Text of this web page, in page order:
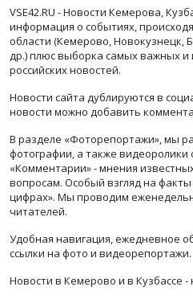
VSE42.RU - Новости Кемерова,
информация о событиях,
области (Кемерово, Новокузнецк,
др.) плюс выборка самых важных
российских новостей.
Новости сайта дублируются в
новости можно добавить
В разделе «Фоторепортажи», мы
фотографии, а также видеоролики
«Комментарии» - мнения
вопросам. Особый взгляд на
цифрах». Мы проводим
читателей.
Удобная навигация, ежедневное
ссылки на фото и видеорепортажи.
Новости в Кемерово и в Кузбассе